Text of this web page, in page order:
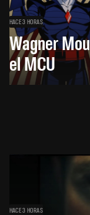
HACE 3 HORAS
Wagner
el MCU
HACE 3 HORAS